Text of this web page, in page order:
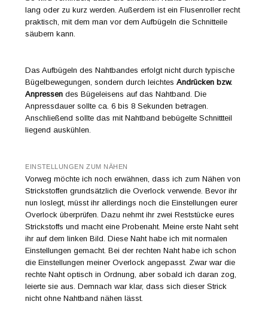
lang oder zu kurz werden. Außerdem ist ein Flusenroller recht
praktisch, mit dem man vor dem Aufbügeln die Schnitteile
säubern kann.
Das Aufbügeln des Nahtbandes erfolgt nicht durch typische
Bügelbewegungen, sondern durch leichtesAndrücken bzw.
Anpressen des Bügeleisens auf das Nahtband. Die
Anpressdauer sollte ca. 6 bis 8 Sekunden betragen.
Anschließend sollte das mit Nahtband bebügelte Schnittteil
liegend auskühlen.
EINSTELLUNGEN ZUM NÄHEN
Vorweg möchte ich noch erwähnen, dass ich zum Nähen von
Strickstoffen grundsätzlich die Overlock verwende. Bevor ihr
nun loslegt, müsst ihr allerdings noch die Einstellungen eurer
Overlock überprüfen. Dazu nehmt ihr zwei Reststücke eures
Strickstoffs und macht eine Probenaht. Meine erste Naht seht
ihr auf dem linken Bild. Diese Naht habe ich mit normalen
Einstellungen gemacht. Bei der rechten Naht habe ich schon
die Einstellungen meiner Overlock angepasst. Zwar war die
rechte Naht optisch in Ordnung, aber sobald ich daran zog,
leierte sie aus. Demnach war klar, dass sich dieser Strick
nicht ohne Nahtband nähen lässt.